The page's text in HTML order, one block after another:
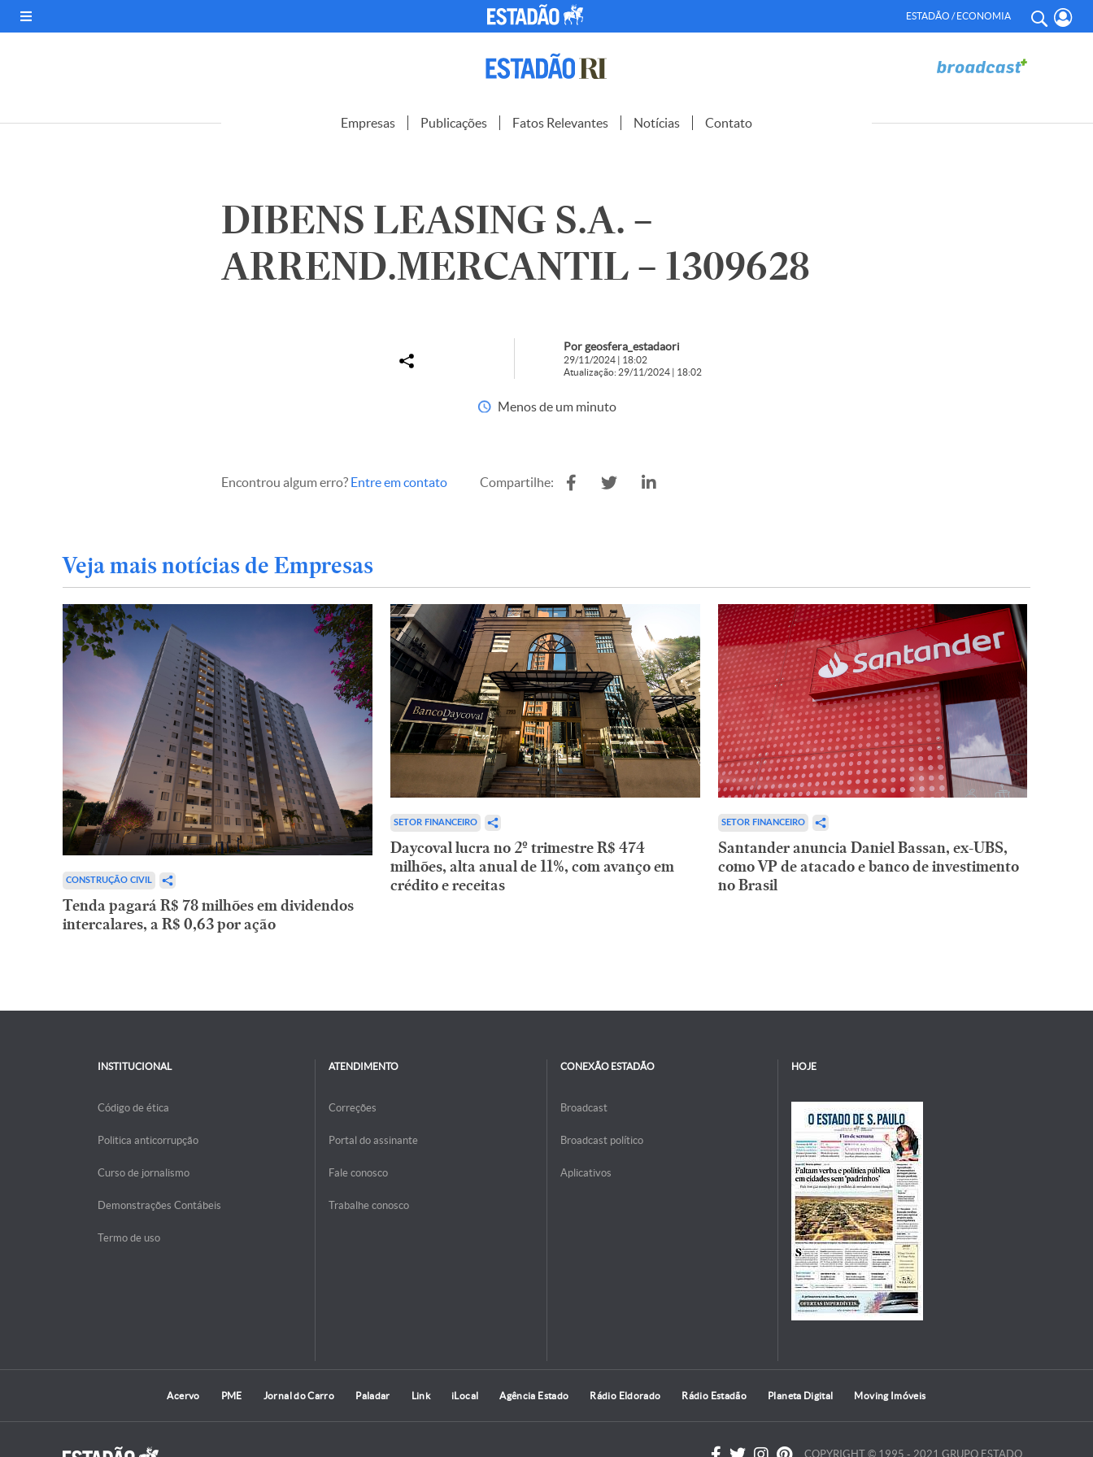
ESTADÃO / ECONOMIA
Empresas Publicações Fatos Relevantes Notícias Contato
DIBENS LEASING S.A. –
ARREND.MERCANTIL – 1309628
Por geosfera_estadaori
29/11/2024 | 18:02
Atualização: 29/11/2024 | 18:02
Menos de um minuto
Encontrou algum erro? Entre em contato Compartilhe:
Veja mais notícias de Empresas
CONSTRUÇÃO CIVIL
Tenda pagará R$ 78 milhões em dividendos
intercalares, a R$ 0,63 por ação
SETOR FINANCEIRO
Daycoval lucra no 2º trimestre R$ 474
milhões, alta anual de 11%, com avanço em
crédito e receitas
SETOR FINANCEIRO
Santander anuncia Daniel Bassan, ex-UBS,
como VP de atacado e banco de investimento
no Brasil
INSTITUCIONAL
Código de ética
Politica anticorrupção
Curso de jornalismo
Demonstrações Contábeis
Termo de uso
ATENDIMENTO
Correções
Portal do assinante
Fale conosco
Trabalhe conosco
CONEXÃO ESTADÃO
Broadcast
Broadcast político
Aplicativos
HOJE
Acervo PME Jornal do Carro Paladar Link iLocal Agência Estado Rádio Eldorado Rádio Estadão Planeta Digital Moving Imóveis
COPYRIGHT © 1995 - 2021 GRUPO ESTADO